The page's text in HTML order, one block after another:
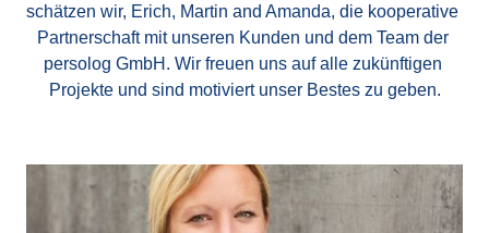
schätzen wir, Erich, Martin and Amanda, die kooperative
Partnerschaft mit unseren Kunden und dem Team der
persolog GmbH. Wir freuen uns auf alle zukünftigen
Projekte und sind motiviert unser Bestes zu geben.